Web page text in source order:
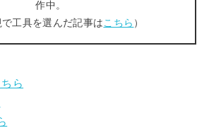
作中。
工具を選んだ記事はこちら ）
ちら